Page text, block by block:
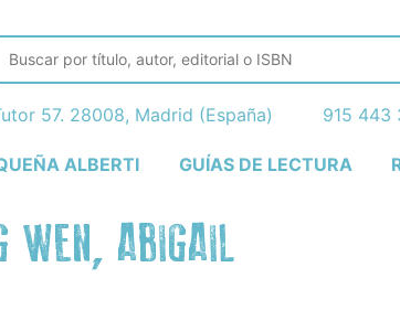
ALBERTI GUÍAS DE LECTURA
57. 28008, Madrid (España) 915 443
WEN, ABIGAIL